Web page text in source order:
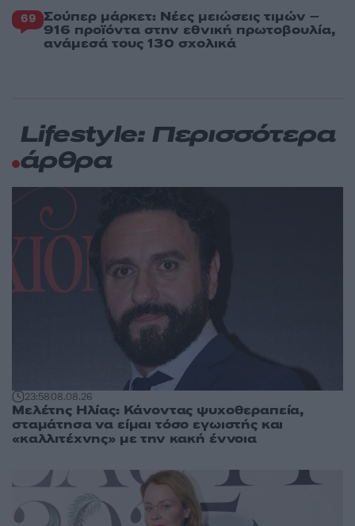
69 Σούπερ μάρκετ: Νέες μειώσεις τιμών –
916 προϊόντα στην εθνική πρωτοβουλία,
ανάμεσά τους 130 σχολικά
Lifestyle: Περισσότερα
άρθρα
23:5808.08.26
Μελέτης Ηλίας: Κάνοντας ψυχοθεραπεία,
σταμάτησα να είμαι τόσο εγωιστής και
«καλλιτέχνης» με την κακή έννοια